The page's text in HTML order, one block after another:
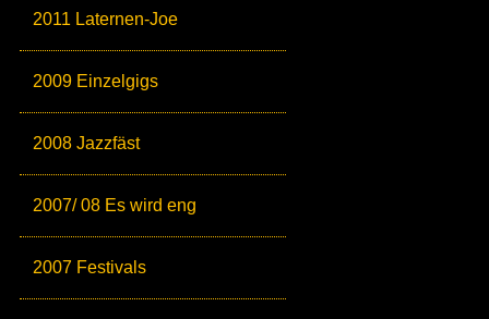
2011 Laternen-Joe
2009 Einzelgigs
2008 Jazzfäst
2007/ 08 Es wird eng
2007 Festivals